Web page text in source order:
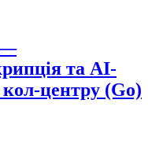
—
та AI-
центру (Go)